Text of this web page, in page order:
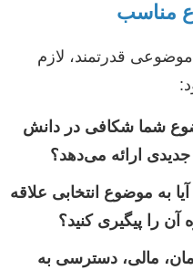
مناسب
قدرتمند، لازم
شما شکافی در دانش
جدیدی ارائه می‌دهد؟
به موضوع انتخابی علاقه
آن را پیگیری کنید؟
مالی، دسترسی به